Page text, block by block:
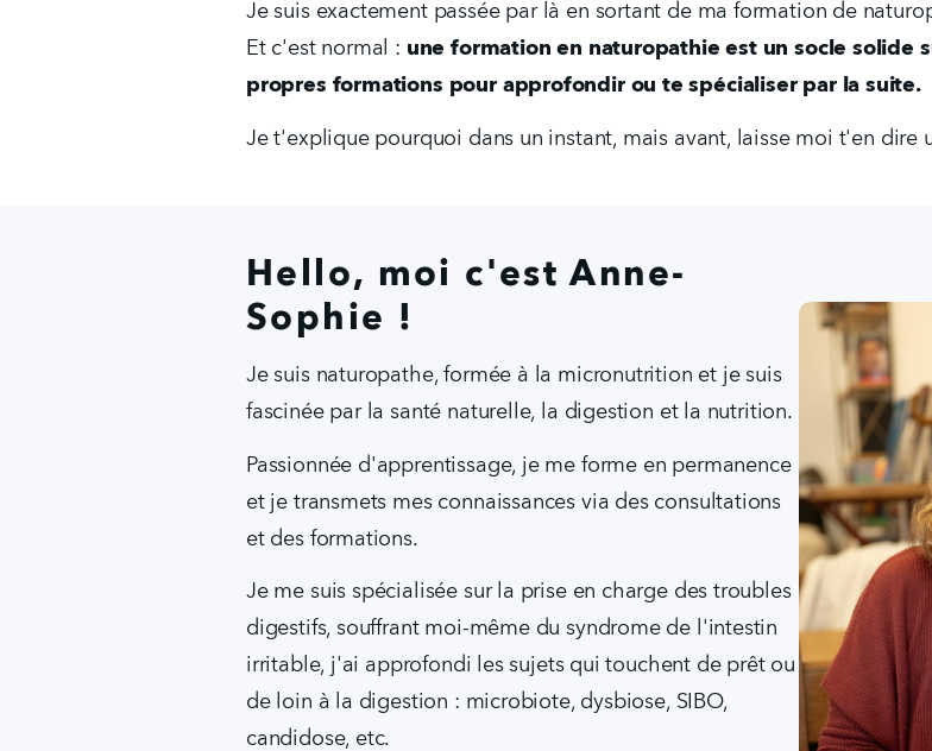
Je suis exactement passée par là en sortant de ma formation de
Et c'est normal : une formation en naturopathie est un socle solide
propres formations pour approfondir ou te spécialiser par la suite.
Je t'explique pourquoi dans un instant, mais avant, laisse moi t'en dire
Hello, moi c'est Anne-
Sophie !
Je suis naturopathe, formée à la micronutrition et je suis
fascinée par la santé naturelle, la digestion et la nutrition.
Passionnée d'apprentissage, je me forme en permanence
et je transmets mes connaissances via des consultations
et des formations.
Je me suis spécialisée sur la prise en charge des troubles
digestifs, souffrant moi-même du syndrome de l'intestin
irritable, j'ai approfondi les sujets qui touchent de prêt ou
de loin à la digestion : microbiote, dysbiose, SIBO,
candidose, etc.